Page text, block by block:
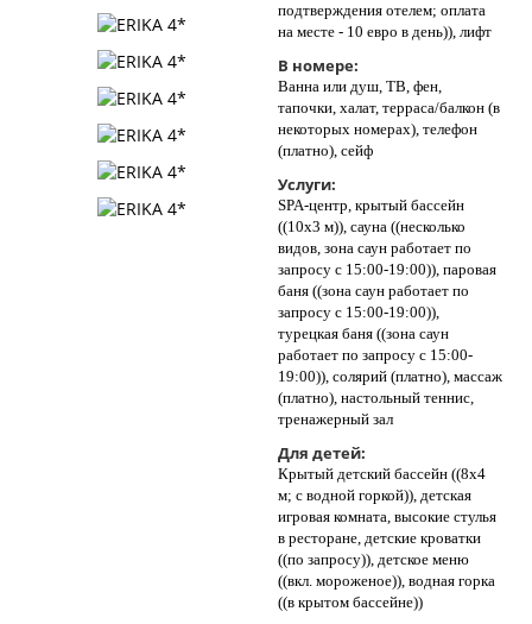
подтверждения отелем; оплата
на месте - 10 евро в день)), лифт
В номере:
Ванна или душ, ТВ, фен,
тапочки, халат, терраса/балкон (в
некоторых номерах), телефон
(платно), сейф
Услуги:
SPA-центр, крытый бассейн
((10х3 м)), сауна ((несколько
видов, зона саун работает по
запросу с 15:00-19:00)), паровая
баня ((зона саун работает по
запросу с 15:00-19:00)),
турецкая баня ((зона саун
работает по запросу с 15:00-
19:00)), солярий (платно), массаж
(платно), настольный теннис,
тренажерный зал
Для детей:
Крытый детский бассейн ((8х4
м; с водной горкой)), детская
игровая комната, высокие стулья
в ресторане, детские кроватки
((по запросу)), детское меню
((вкл. мороженое)), водная горка
((в крытом бассейне))